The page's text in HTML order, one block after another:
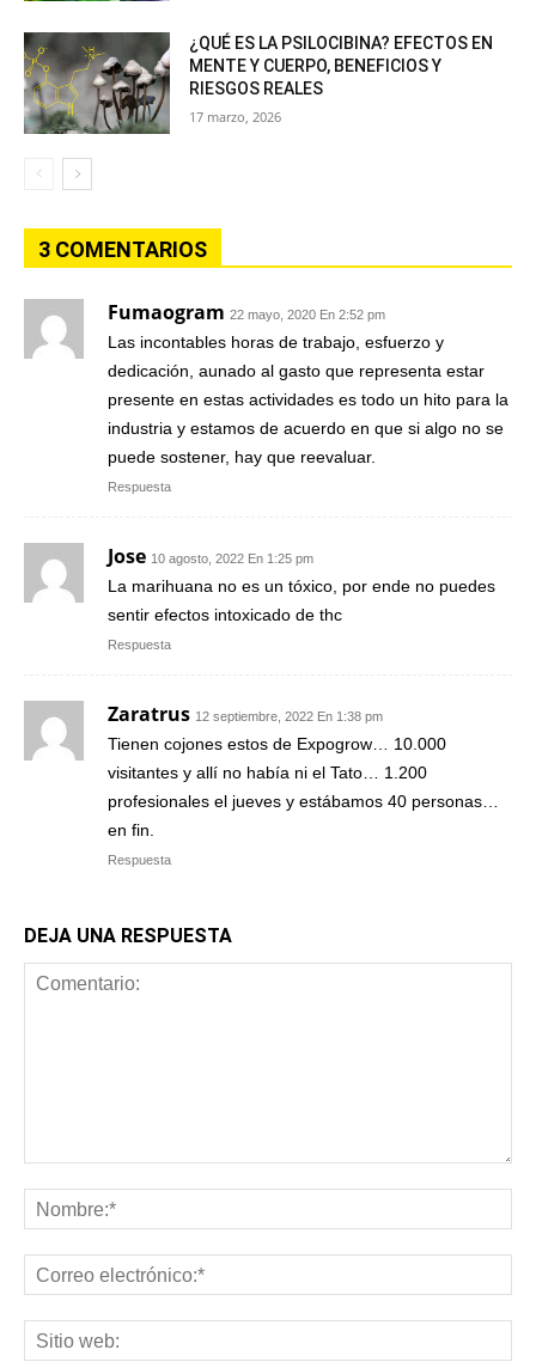
¿QUÉ ES LA PSILOCIBINA? EFECTOS EN
MENTE Y CUERPO, BENEFICIOS Y
RIESGOS REALES
17 marzo, 2026
3 COMENTARIOS
Fumaogram 22 mayo, 2020 En 2:52 pm
Las incontables horas de trabajo, esfuerzo y
dedicación, aunado al gasto que representa estar
presente en estas actividades es todo un hito para la
industria y estamos de acuerdo en que si algo no se
puede sostener, hay que reevaluar.
Respuesta
Jose 10 agosto, 2022 En 1:25 pm
La marihuana no es un tóxico, por ende no puedes
sentir efectos intoxicado de thc
Respuesta
Zaratrus 12 septiembre, 2022 En 1:38 pm
Tienen cojones estos de Expogrow… 10.000
visitantes y allí no había ni el Tato… 1.200
profesionales el jueves y estábamos 40 personas…
en fin.
Respuesta
DEJA UNA RESPUESTA